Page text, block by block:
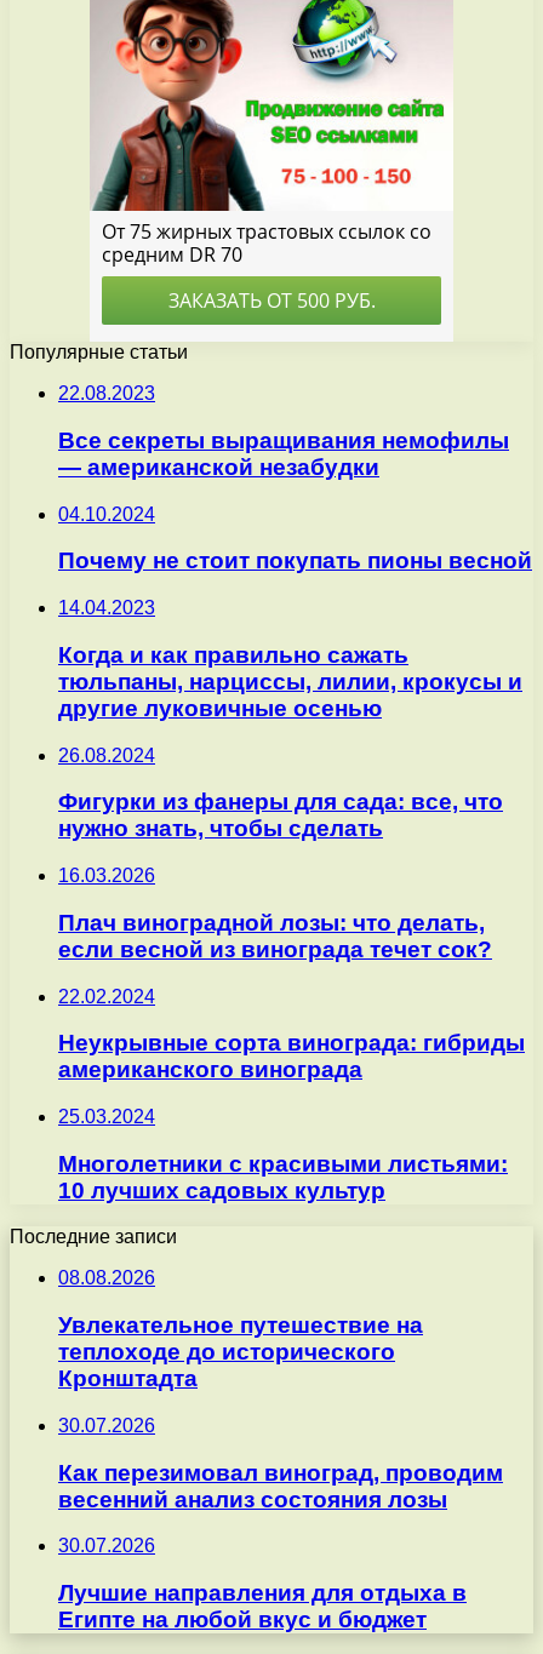
Популярные статьи
22.08.2023
Все секреты выращивания немофилы
— американской незабудки
04.10.2024
Почему не стоит покупать пионы весной
14.04.2023
Когда и как правильно сажать
тюльпаны, нарциссы, лилии, крокусы и
другие луковичные осенью
26.08.2024
Фигурки из фанеры для сада: все, что
нужно знать, чтобы сделать
16.03.2026
Плач виноградной лозы: что делать,
если весной из винограда течет сок?
22.02.2024
Неукрывные сорта винограда: гибриды
американского винограда
25.03.2024
Многолетники с красивыми листьями:
10 лучших садовых культур
Последние записи
08.08.2026
Увлекательное путешествие на
теплоходе до исторического
Кронштадта
30.07.2026
Как перезимовал виноград, проводим
весенний анализ состояния лозы
30.07.2026
Лучшие направления для отдыха в
Египте на любой вкус и бюджет